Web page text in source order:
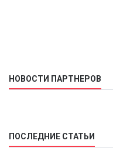
НОВОСТИ ПАРТНЕРОВ
ПОСЛЕДНИЕ СТАТЬИ